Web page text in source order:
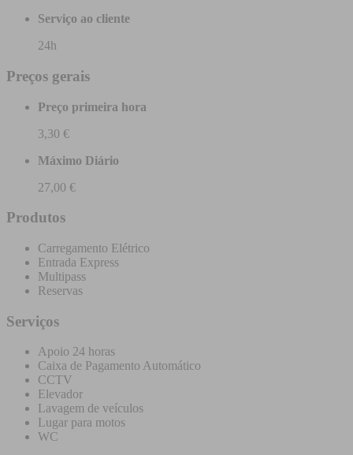
Serviço ao cliente
24h
Preços gerais
Preço primeira hora
3,30 €
Máximo Diário
27,00 €
Produtos
Carregamento Elétrico
Entrada Express
Multipass
Reservas
Serviços
Apoio 24 horas
Caixa de Pagamento Automático
CCTV
Elevador
Lavagem de veículos
Lugar para motos
WC